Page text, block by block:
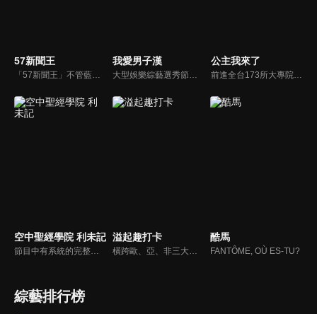
57新聞王
「57新聞王」不管藍綠、只問黑白！找出社會亂象根源、挖掘官員的積習怠惰、找出政府看不到的人民痛苦！不受惡霸、官員、財閥的威脅利誘！永遠讓觀眾了解爭議事件的真相、勇敢捍衛公平正義！
我愛男子漢
大型娛樂綜藝選秀節目《我愛男子漢》強勢登場！打造全新華語男子團體！各個參賽者無不卯足全力，使出看家本領只為登上夢想殿堂！為了擄獲評審芳心，哪些參賽者會使出意想不到的絕招呢？獨家精彩內容搶先看，想知道有什麼大來賓大駕光臨？想知道有那些爆笑互動內容？
公主我來了
前進全台173所大專院校，新世代最好笑主持陣容，前往各大校園，尋找最美校花公主。為了贏得公主，不擇手段。
空中聖經學院 利未記 溢起趣打卡 酷馬
FANTȎME, OÙ ES-TU?
綜藝排行榜